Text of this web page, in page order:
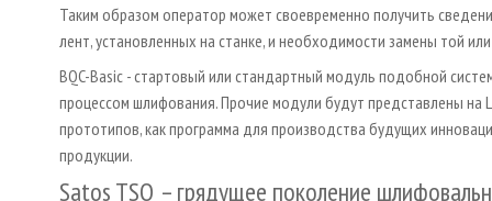
Таким образом оператор может своевременно получить
лент, установленных на станке, и необходимости замены той
BQC-Basic - стартовый или стандартный модуль подобной
процессом шлифования. Прочие модули будут представлены на
прототипов, как программа для производства будущих
продукции.
Satos TSQ – грядущее поколение